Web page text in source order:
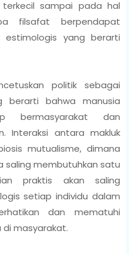
sampai pada hal
filsafat berpendapat
yang berarti
politik sebagai
berarti bahwa manusia
bermasyarakat dan
Interaksi antara makluk
mutualisme, dimana
saling membutuhkan satu
praktis akan saling
setiap individu dalam
dan mematuhi
di masyarakat.